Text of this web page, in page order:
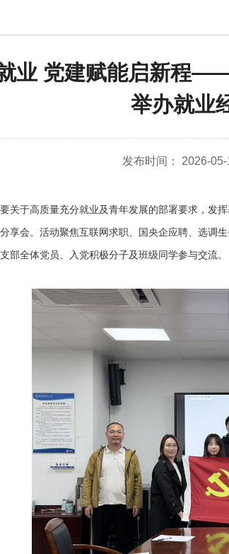
业 党建赋能启新程
举办就业
发布时间： 2026-05-
关于高质量充分就业及青年发展的部署要求，
享会。活动聚焦互联网求职、国央企应聘、选调
部全体党员、入党积极分子及班级同学参与交流。